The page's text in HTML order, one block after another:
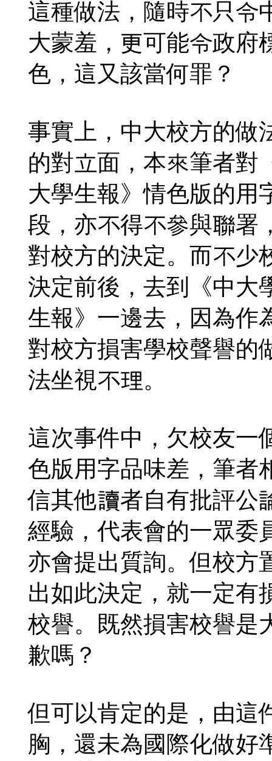
這種做法，隨時不只令
大蒙羞，更可能令政府
色，這又該當何罪？
事實上，中大校方的做
的對立面，本來筆者對
大學生報》情色版的用
段，亦不得不參與聯署
對校方的決定。而不少
決定前後，去到《中大
生報》一邊去，因為作
對校方損害學校聲譽的
法坐視不理。
這次事件中，欠校友一
色版用字品味差，筆者
信其他讀者自有批評公
經驗，代表會的一眾委
亦會提出質詢。但校方
出如此決定，就一定有
校譽。既然損害校譽是
歉嗎？
但可以肯定的是，由這
胸，還未為國際化做好